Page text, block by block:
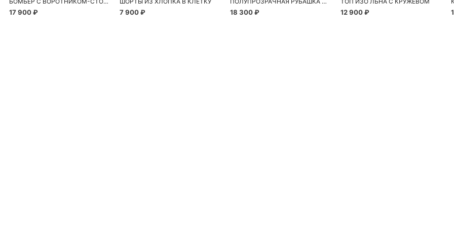
17 900 ₽ 7 900 ₽ 18 300 ₽ 12 900 ₽